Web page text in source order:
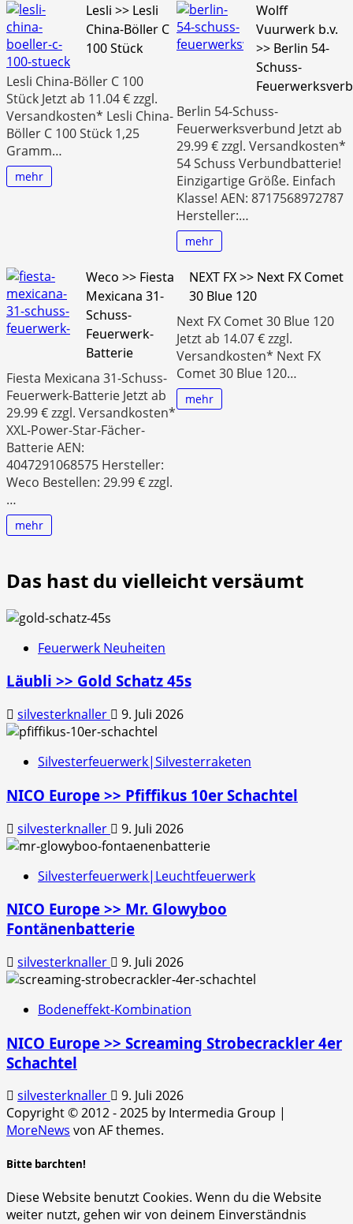
Lesli >> Lesli
China-Böller C
100 Stück
Lesli China-Böller C 100
Stück Jetzt ab 11.04 € zzgl.
Versandkosten* Lesli China-
Böller C 100 Stück 1,25
Gramm…
mehr
Wolff
Vuurwerk b.v.
>> Berlin 54-
Schuss-
Berlin 54-Schuss-
Feuerwerksverbund Jetzt ab
29.99 € zzgl. Versandkosten*
54 Schuss Verbundbatterie!
Einzigartige Größe. Einfach
Klasse! AEN: 8717568972787
Hersteller:…
mehr
Weco >> Fiesta
Mexicana 31-
Schuss-
Feuerwerk-
Batterie
Fiesta Mexicana 31-Schuss-
Feuerwerk-Batterie Jetzt ab
29.99 € zzgl. Versandkosten*
XXL-Power-Star-Fächer-
Batterie AEN:
4047291068575 Hersteller:
Weco Bestellen: 29.99 € zzgl.
…
mehr
NEXT FX >> Next FX Comet
30 Blue 120
Next FX Comet 30 Blue 120
Jetzt ab 14.07 € zzgl.
Versandkosten* Next FX
Comet 30 Blue 120…
mehr
Das hast du vielleicht versäumt
Feuerwerk Neuheiten
Läubli >> Gold Schatz 45s
silvesterknaller 9. Juli 2026
Silvesterfeuerwerk|Silvesterraketen
NICO Europe >> Pfiffikus 10er Schachtel
silvesterknaller 9. Juli 2026
Silvesterfeuerwerk|Leuchtfeuerwerk
NICO Europe >> Mr. Glowyboo
Fontänenbatterie
silvesterknaller 9. Juli 2026
Bodeneffekt-Kombination
NICO Europe >> Screaming Strobecrackler 4er
Schachtel
silvesterknaller
9. Juli 2026
Copyright © 2012 - 2025 by Intermedia Group |
MoreNews von AF themes.
Bitte barchten!
Diese Website benutzt Cookies. Wenn du die Website
weiter nutzt, gehen wir von deinem Einverständnis